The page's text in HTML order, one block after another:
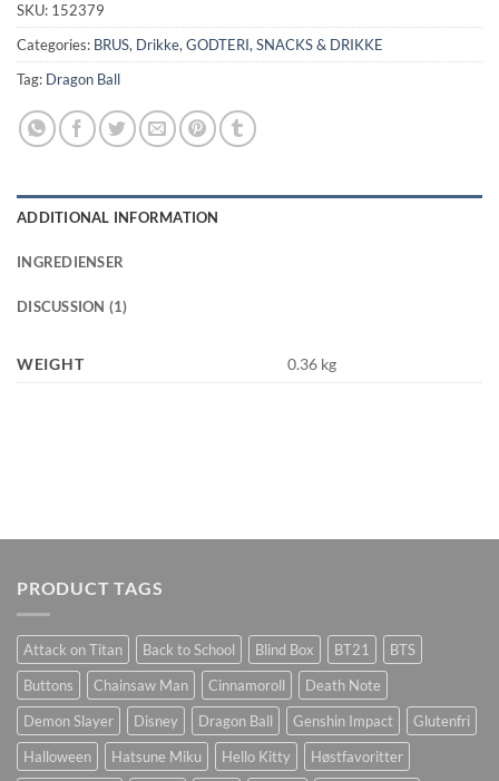
SKU: 152379
Categories: BRUS, Drikke, GODTERI, SNACKS & DRIKKE
Tag: Dragon Ball
ADDITIONAL INFORMATION
INGREDIENSER
DISCUSSION (1)
WEIGHT 0.36 kg
PRODUCT TAGS
Attack on Titan Back to School Blind Box BT21
BTS
Buttons
Chainsaw Man Cinnamoroll
Death Note
Demon Slayer
Disney Dragon Ball Genshin Impact
Glutenfri
Halloween
Hatsune Miku Hello Kitty
Høstfavoritter